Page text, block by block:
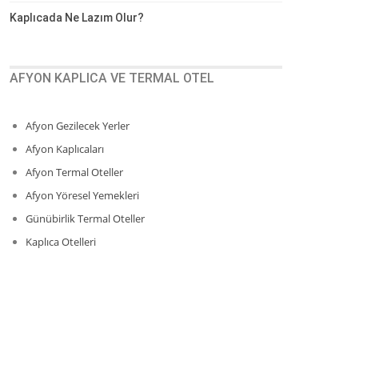
Kaplıcada Ne Lazım Olur?
AFYON KAPLICA VE TERMAL OTEL
Afyon Gezilecek Yerler
Afyon Kaplıcaları
Afyon Termal Oteller
Afyon Yöresel Yemekleri
Günübirlik Termal Oteller
Kaplıca Otelleri